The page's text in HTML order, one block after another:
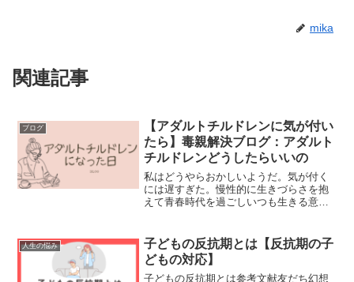
mika
関連記事
ブログ
【アダルトチルドレンに気が付い
たら】毒親解決ブログ：アダルト
チルドレンどうしたらいいの
私はどうやらおかしいようだ。気が付く
には遅すぎた。慢性的に生きづらさを抱
えて青春時代を過ごしいつも生きる意味
うか。漠然とした将来の不安にむしばま
れながら、必死にときには...
人生の悩み
子どもの反抗期とは【反抗期の子
どもの対応】
子どもの反抗期とは参考文献友だち幻想